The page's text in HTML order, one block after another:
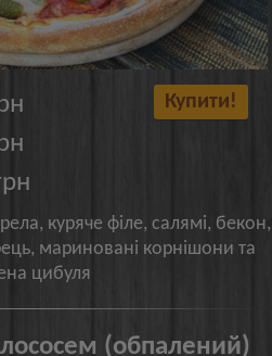
Купити!
куряче філе, салямі, бекон,
мариновані корнішони та
цибуля
(обпалений)